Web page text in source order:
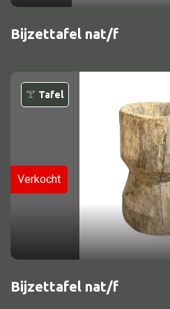
Bijzettafel nat/f
Tafel
Verkocht
Bijzettafel nat/f